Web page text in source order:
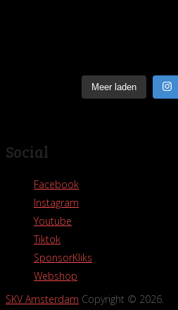
Meer laden
Social
Facebook
Instagram
Youtube
Tiktok
SponsorKliks
Webshop
SKV Amsterdam Copyright © 2026.